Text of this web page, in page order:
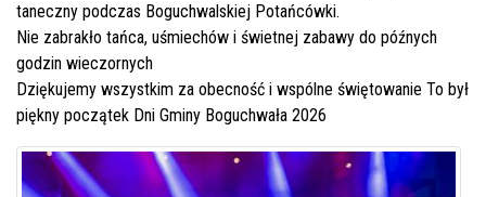
taneczny podczas Boguchwalskiej Potańcówki.
Nie zabrakło tańca, uśmiechów i świetnej zabawy do późnych
godzin wieczornych
Dziękujemy wszystkim za obecność i wspólne świętowanie To był
piękny początek Dni Gminy Boguchwała 2026